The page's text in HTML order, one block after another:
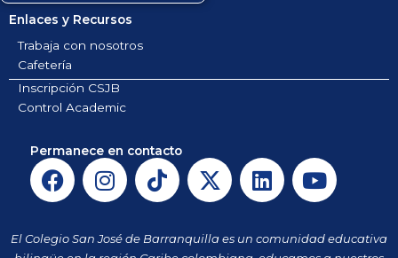
Enlaces y Recursos
Trabaja con nosotros
Cafetería
Inscripción CSJB
Control Academic
Permanece en contacto
F
a
e
I
n
t
T
i
t
X
-
w
L
i
k
Y
o
t
El Colegio San José de Barranquilla es un comunidad educativa